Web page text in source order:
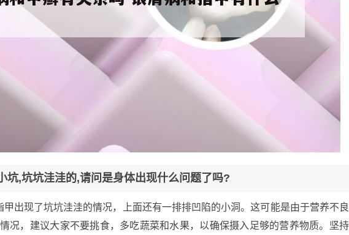
坑,坑坑洼洼的,请问是身体出现什么问题了吗?
甲出现了坑坑洼洼的情况，上面还有一排排凹陷的小洞。这可能是由于营养不良
况，建议大家不要挑食，多吃蔬菜和水果，以确保摄入足够的营养物质。坚持